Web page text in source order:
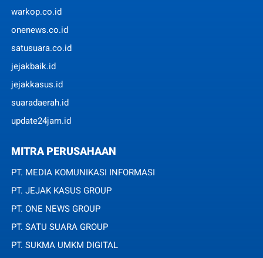
warkop.co.id
onenews.co.id
satusuara.co.id
jejakbaik.id
jejakkasus.id
suaradaerah.id
update24jam.id
MITRA PERUSAHAAN
PT. MEDIA KOMUNIKASI INFORMASI
PT. JEJAK KASUS GROUP
PT. ONE NEWS GROUP
PT. SATU SUARA GROUP
PT. SUKMA UMKM DIGITAL